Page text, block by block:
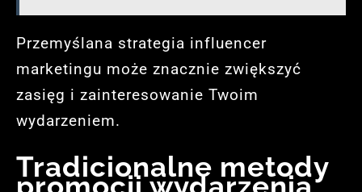
Przemyślana strategia influencer
marketingu może znacznie zwiększyć
zasięg i zainteresowanie Twoim
wydarzeniem.
Tradicionalne metody